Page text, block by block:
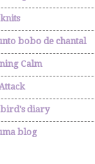
bobo de chantal
Calm
diary
blog